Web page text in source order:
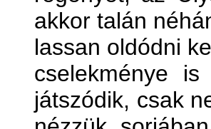
akkor talán
lassan oldódni
cselekménye
játszódik, csak